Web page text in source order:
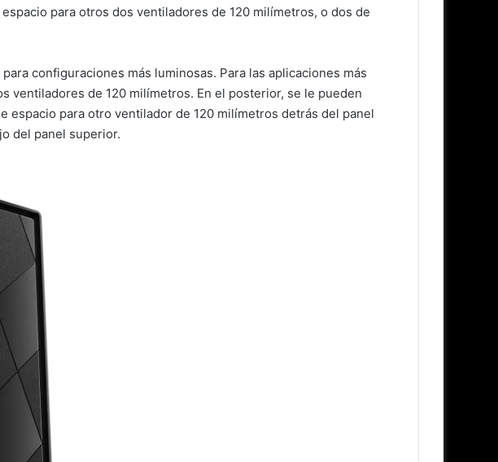
para otros dos ventiladores de 120 milímetros, o dos de
configuraciones más luminosas. Para las aplicaciones más
ventiladores de 120 milímetros. En el posterior, se le pueden
espacio para otro ventilador de 120 milímetros detrás del panel
del panel superior.